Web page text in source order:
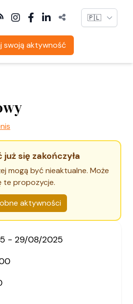
Language
swoją aktywność
się zakończyła
mogą być nieaktualne. Może
te propozycje.
aktywności
- 29/08/2025